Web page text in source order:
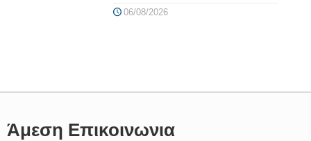
06/08/2026
Άμεση Επικοινωνια